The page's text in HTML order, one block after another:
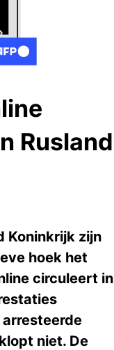
Rusland
Koninkrijk zijn
hoek het
circuleert in
niet. De